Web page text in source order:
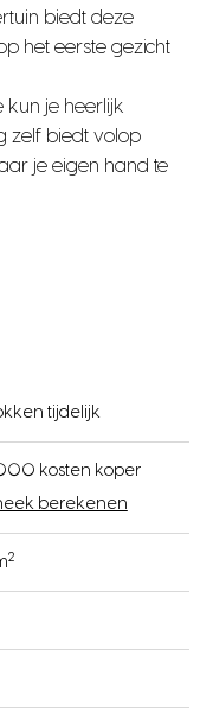
biedt deze
het eerste gezicht
kun je heerlijk
zelf biedt volop
je eigen hand te
tijdelijk
kosten koper
berekenen
2